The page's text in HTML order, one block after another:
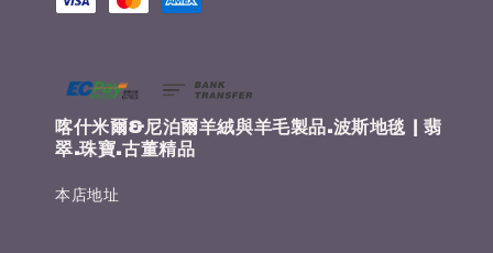
喀什米爾&尼泊爾羊絨與羊毛製品.波斯地毯 | 翡
翠.珠寶.古董精品
本店地址